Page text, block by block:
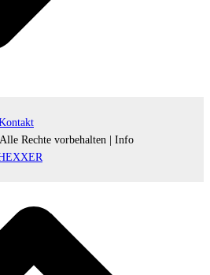
Rechte vorbehalten |
Info